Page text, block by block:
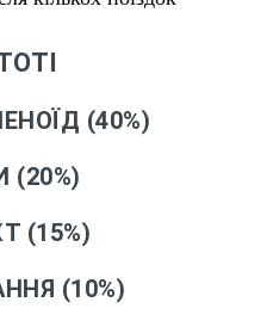
(40%)
(15%)
(10%)